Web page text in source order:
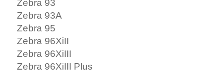
Zebra 93
Zebra 93A
Zebra 95
Zebra 96XiII
Zebra 96XiIII
Zebra 96XiIII Plus